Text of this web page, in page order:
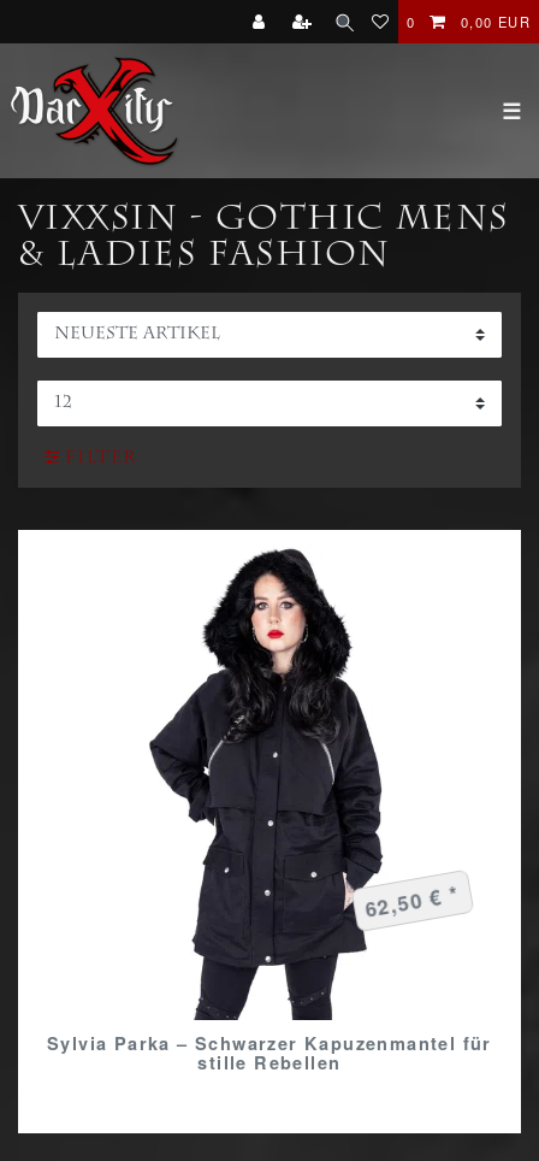
0 0,00 EUR
☰
Vixxsin - Gothic Mens
& Ladies Fashion
Filter
Sylvia Parka – Schwarzer Kapuzenmantel für
stille Rebellen
62,50 € *